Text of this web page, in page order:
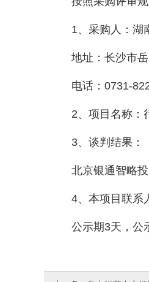
1、采购人：湖
地址：长沙市
电话：0731-
2、项目名称：
3、谈判结果：
北京银通智略
4、本项目联系
公示期3天，公